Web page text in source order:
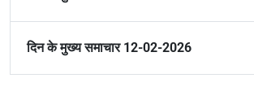
दिन के मुख्य समाचार 12-02-2026